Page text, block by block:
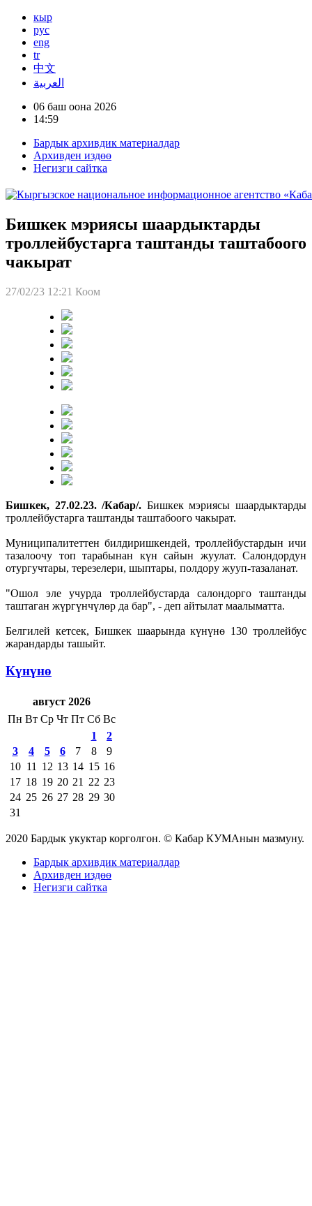
кыр
рус
eng
tr
中文
العربية
06 баш оона 2026
14:59
Бардык архивдик материалдар
Архивден издөө
Негизги сайтка
Бишкек мэриясы шаардыктарды
троллейбустарга таштанды таштабоого
чакырат
27/02/23 12:21 Коом
Бишкек, 27.02.23. /Кабар/. Бишкек мэриясы шаардыктарды
троллейбустарга таштанды таштабоого чакырат.
Муниципалитеттен билдиришкендей, троллейбустардын ичи
тазалоочу топ тарабынан күн сайын жуулат. Салондордун
отургучтары, терезелери, шыптары, полдору жууп-тазаланат.
"Ошол эле учурда троллейбустарда салондорго таштанды
таштаган жүргүнчүлөр да бар", - деп айтылат маалыматта.
Белгилей кетсек, Бишкек шаарында күнүнө 130 троллейбус
жарандарды ташыйт.
Күнүнө
август 2026
Пн Вт Ср Чт Пт Сб Вс
1
2
3
4 5 6 7 8
9
10 11 12 13 14 15 16
17 18 19 20 21 22 23
24 25 26 27 28 29 30
31
2020 Бардык укуктар корголгон. © Кабар КУМАнын мазмуну.
Бардык архивдик материалдар
Архивден издөө
Негизги сайтка